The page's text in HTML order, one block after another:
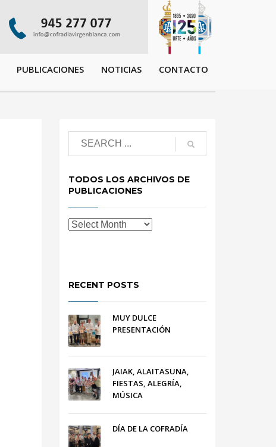
PUBLICACIONES NOTICIAS CONTACTO
TODOS LOS ARCHIVOS DE
PUBLICACIONES
RECENT POSTS
MUY DULCE
PRESENTACIÓN
JAIAK, ALAITASUNA,
FIESTAS, ALEGRÍA,
MÚSICA
DÍA DE LA COFRADÍA